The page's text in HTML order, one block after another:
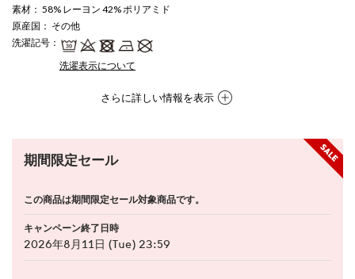
素材 ： 58% レーヨン 42% ポリアミド
原産国 ： その他
洗濯記号 ：
洗濯表示について
さらに詳しい情報を表示
期間限定セール
この商品は期間限定セール対象商品です。
キャンペーン終了日時
2026年8月11日 (Tue) 23:59